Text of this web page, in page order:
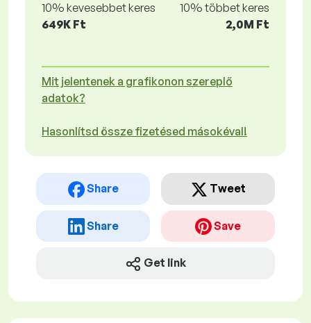
10% kevesebbet keres
649K Ft
10% többet keres
2,0M Ft
Mit jelentenek a grafikonon szereplő
adatok?
Hasonlítsd össze fizetésed másokéval!
Share Tweet
Share Save
Get link